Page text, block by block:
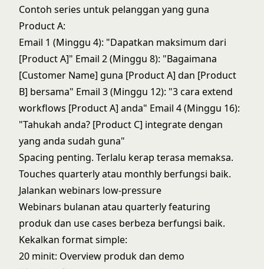
Contoh series untuk pelanggan yang guna
Product A:
Email 1 (Minggu 4): "Dapatkan maksimum dari
[Product A]" Email 2 (Minggu 8): "Bagaimana
[Customer Name] guna [Product A] dan [Product
B] bersama" Email 3 (Minggu 12): "3 cara extend
workflows [Product A] anda" Email 4 (Minggu 16):
"Tahukah anda? [Product C] integrate dengan
yang anda sudah guna"
Spacing penting. Terlalu kerap terasa memaksa.
Touches quarterly atau monthly berfungsi baik.
Jalankan webinars low-pressure
Webinars bulanan atau quarterly featuring
produk dan use cases berbeza berfungsi baik.
Kekalkan format simple:
20 minit: Overview produk dan demo